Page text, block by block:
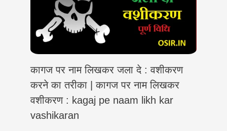
कागज पर नाम लिखकर जला दे : वशीकरण
करने का तरीका | कागज पर नाम लिखकर
वशीकरण : kagaj pe naam likh kar
vashikaran